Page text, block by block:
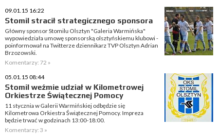
09.01.15 16:22
Stomil stracił strategicznego sponsora
Główny sponsor Stomilu Olsztyn "Galeria Warmińska"
wypowiedziała umowę sponsorską olsztyńskiemu klubowi -
poinformował na Twitterze dziennikarz TVP Olsztyn Adrian
Brzozowski.
Komentarzy: 72 »
05.01.15 08:44
Stomil weźmie udział w Kilometrowej
Orkiestrze Świątecznej Pomocy
11 stycznia w Galerii Warmińskiej odbędzie się
Kilometrowa Orkiestra Świątecznej Pomocy. Impreza
będzie trwać w godzinach 13:00-18:00.
Komentarzy: 3 »